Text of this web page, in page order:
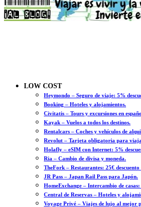
LOW COST
Heymondo – Seguro de viaje: 5%
Booking – Hoteles y alojamientos.
Civitatis – Tours y excursiones en
Kayak – Vuelos a todos los destinos.
Rentalcars – Coches y vehículos de
Revolut – Tarjeta obligatoria para
Holafly – eSIM con Internet: 5%
Ria – Cambio de divisa y moneda.
TheFork – Restaurantes: 25€
JR Pass – Japan Rail Pass para Japón.
HomeExchange – Intercambio de
Central de Reservas – Hoteles y
Voyage Privé – Viajes de lujo al mejor